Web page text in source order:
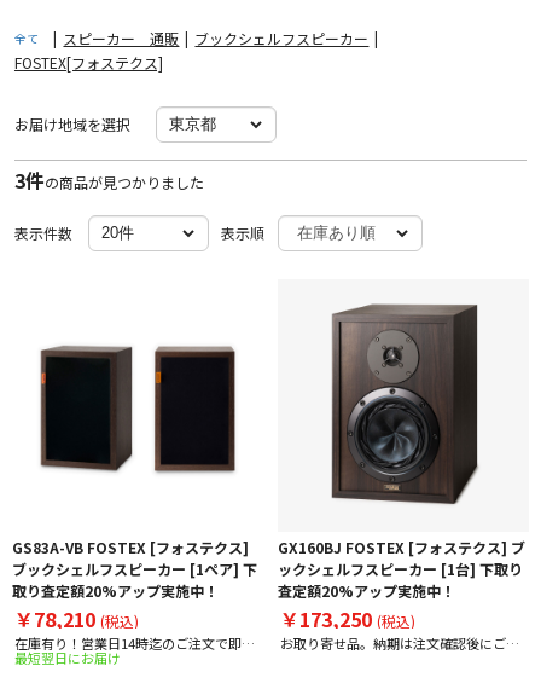
全て | スピーカー 通販 | ブックシェルフスピーカー |
FOSTEX[フォステクス]
お届け地域を選択
3件の商品が見つかりました
表示件数 表示順
GS83A-VB FOSTEX [フォステクス]
ブックシェルフスピーカー [1ペア] 下
取り査定額20%アップ実施中！
￥78,210 (税込)
在庫有り！営業日14時迄のご注文で即日
出荷！
最短翌日にお届け
GX160BJ FOSTEX [フォステクス] ブ
ックシェルフスピーカー [1台] 下取り
査定額20%アップ実施中！
￥173,250 (税込)
お取り寄せ品。納期は注文確認後にご案